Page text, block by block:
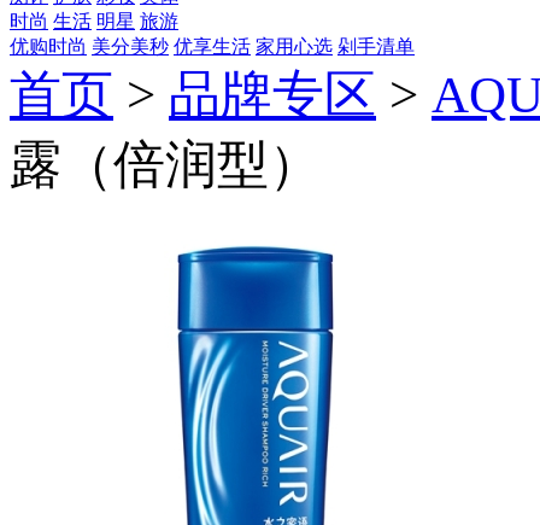
时尚 生活 明星 旅游
优购时尚 美分美秒 优享生活 家用心选 剁手清单
首页 > 品牌专区 >
露（倍润型）